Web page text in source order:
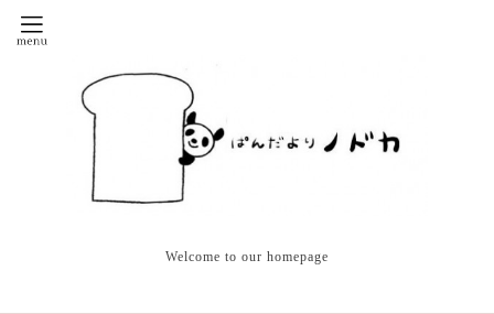
Welcome to our homepage